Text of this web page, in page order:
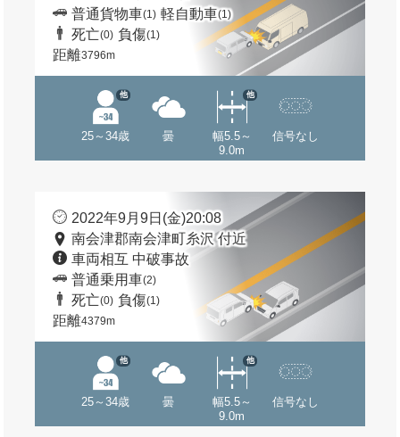
普通貨物車(1) 軽自動車(1)
死亡(0) 負傷(1)
距離3796m
25～34歳
他
曇
幅5.5～
9.0m
他
信号なし
2022年9月9日(金)20:08
南会津郡南会津町糸沢 付近
車両相互 中破事故
普通乗用車(2)
死亡(0) 負傷(1)
距離4379m
25～34歳
他
曇
幅5.5～
9.0m
他
信号なし